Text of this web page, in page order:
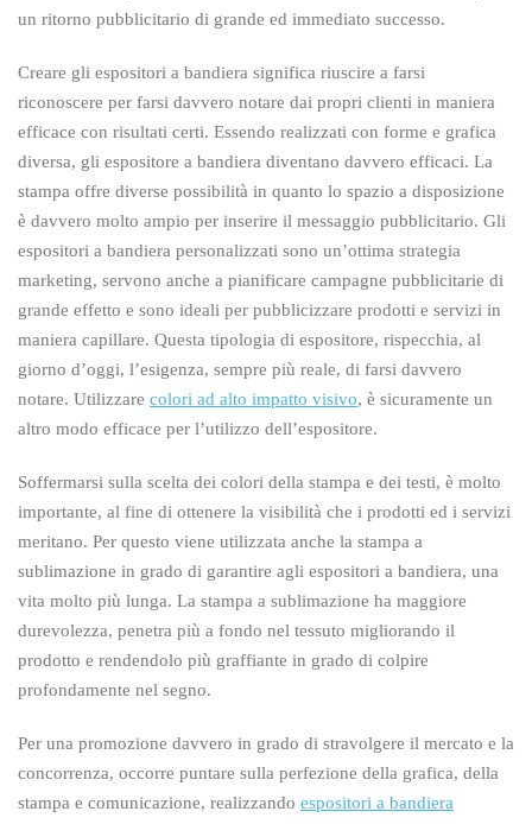
un ritorno pubblicitario di grande ed immediato successo.
Creare gli espositori a bandiera significa riuscire a farsi
riconoscere per farsi davvero notare dai propri clienti in maniera
efficace con risultati certi. Essendo realizzati con forme e grafica
diversa, gli espositore a bandiera diventano davvero efficaci. La
stampa offre diverse possibilità in quanto lo spazio a disposizione
è davvero molto ampio per inserire il messaggio pubblicitario. Gli
espositori a bandiera personalizzati sono un’ottima strategia
marketing, servono anche a pianificare campagne pubblicitarie di
grande effetto e sono ideali per pubblicizzare prodotti e servizi in
maniera capillare. Questa tipologia di espositore, rispecchia, al
giorno d’oggi, l’esigenza, sempre più reale, di farsi davvero
notare. Utilizzare colori ad alto impatto visivo, è sicuramente un
altro modo efficace per l’utilizzo dell’espositore.
Soffermarsi sulla scelta dei colori della stampa e dei testi, è molto
importante, al fine di ottenere la visibilità che i prodotti ed i servizi
meritano. Per questo viene utilizzata anche la stampa a
sublimazione in grado di garantire agli espositori a bandiera, una
vita molto più lunga. La stampa a sublimazione ha maggiore
durevolezza, penetra più a fondo nel tessuto migliorando il
prodotto e rendendolo più graffiante in grado di colpire
profondamente nel segno.
Per una promozione davvero in grado di stravolgere il mercato e la
concorrenza, occorre puntare sulla perfezione della grafica, della
stampa e comunicazione, realizzando espositori a bandiera